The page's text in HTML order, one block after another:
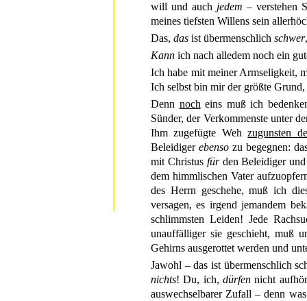
will und auch jedem – verstehen
meines tiefsten Willens sein
Das, das ist übermenschlich schwer
Kann ich nach alledem noch ein
Ich habe mit meiner Armseligkeit,
Ich selbst bin mir der größte Grund,
Denn noch eins muß ich
Sünder, der Verkommenste unter
Ihm zugefügte Wehzugunsten
Beleidigerebenso zu begegnen:
mit Christus fürden Beleidiger
dem himmlischen Vater
des Herrn geschehe, muß ich
versagen, es irgend jemandem
schlimmsten Leiden! Jede
unauffälliger sie geschieht, muß
Gehirns ausgerottet werden und
Jawohl – das ist übermenschlich
nichts! Du, ich, dürfennicht
auswechselbarer Zufall – denn